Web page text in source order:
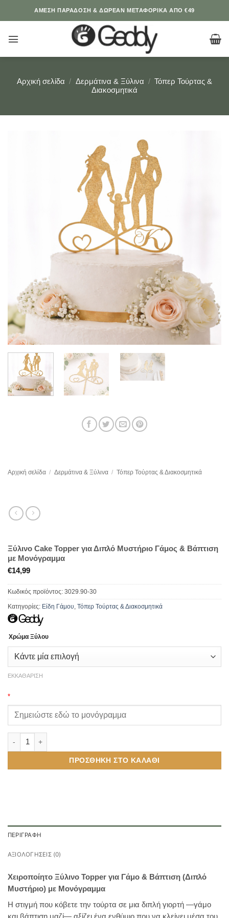
ΆΜΕΣΗ ΠΑΡΑΔΟΣΗ & ΔΩΡΕΑΝ ΜΕΤΑΦΟΡΙΚΑ ΑΠΟ €49
Αρχική σελίδα / Δερμάτινα & Ξύλινα / Τόπερ Τούρτας &
Διακοσμητικά
Αρχική σελίδα / Δερμάτινα & Ξύλινα / Τόπερ Τούρτας & Διακοσμητικά
Ξύλινο Cake Topper για Διπλό Μυστήριο Γάμος & Βάπτιση
με Μονόγραμμα
€14,99
Κωδικός προϊόντος: 3029.90-30
Κατηγορίες: Είδη Γάμου Τόπερ Τούρτας & Διακοσμητικά
Χρώμα Ξύλου
ΕΚΚΑΘΆΡΙΣΗ
*
Ξύλινο Cake Topper για Διπλό Μυστήριο Γάμος & Βάπτιση με
ΠΡΟΣΘΉΚΗ ΣΤΟ ΚΑΛΆΘΙ
ΠΕΡΙΓΡΑΦΉ
ΑΞΙΟΛΟΓΉΣΕΙΣ (0)
Χειροποίητο Ξύλινο Topper για Γάμο & Βάπτιση (Διπλό
Μυστήριο) με Μονόγραμμα
Η στιγμή που κόβετε την τούρτα σε μια διπλή γιορτή —γάμο
και βάπτιση μαζί— αξίζει ένα ενθύμιο που να κλείνει μέσα του